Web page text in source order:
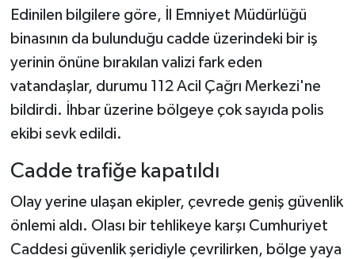
Edinilen bilgilere göre, İl Emniyet Müdürlüğü
binasının da bulunduğu cadde üzerindeki bir iş
yerinin önüne bırakılan valizi fark eden
vatandaşlar, durumu 112 Acil Çağrı Merkezi'ne
bildirdi. İhbar üzerine bölgeye çok sayıda polis
ekibi sevk edildi.
Cadde trafiğe kapatıldı
Olay yerine ulaşan ekipler, çevrede geniş güvenlik
önlemi aldı. Olası bir tehlikeye karşı Cumhuriyet
Caddesi güvenlik şeridiyle çevrilirken, bölge yaya